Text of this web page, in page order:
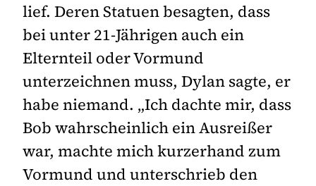
lief. Deren Statuen besagten, dass
bei unter 21-Jährigen auch ein
Elternteil oder Vormund
unterzeichnen muss, Dylan sagte, er
habe niemand. „Ich dachte mir, dass
Bob wahrscheinlich ein Ausreißer
war, machte mich kurzerhand zum
Vormund und unterschrieb den